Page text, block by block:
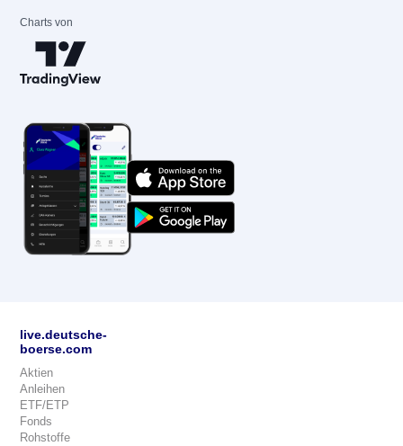
Charts von
live.deutsche-
boerse.com
Aktien
Anleihen
ETF/ETP
Fonds
Rohstoffe